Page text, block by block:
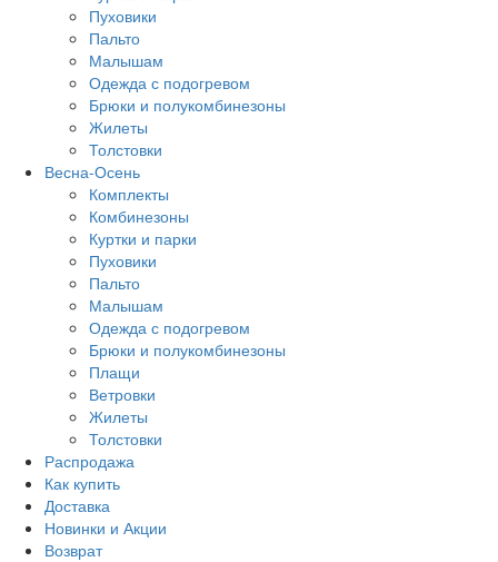
Пуховики
Пальто
Малышам
Одежда с подогревом
Брюки и полукомбинезоны
Жилеты
Толстовки
Весна-Осень
Комплекты
Комбинезоны
Куртки и парки
Пуховики
Пальто
Малышам
Одежда с подогревом
Брюки и полукомбинезоны
Плащи
Ветровки
Жилеты
Толстовки
Распродажа
Как купить
Доставка
Новинки и Акции
Возврат